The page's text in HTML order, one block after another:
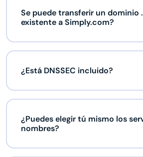
Se puede transferir un dominio
existente a Simply.com?
¿Está DNSSEC incluido?
¿Puedes elegir tú mismo los
nombres?